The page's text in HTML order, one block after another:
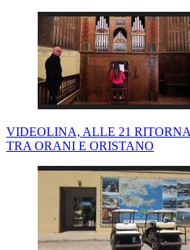
VIDEOLINA, ALLE 21
TRA ORANI E ORISTANO